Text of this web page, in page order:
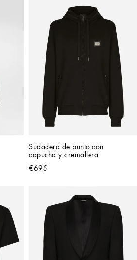
Sudadera de punto con
capucha y cremallera
€695